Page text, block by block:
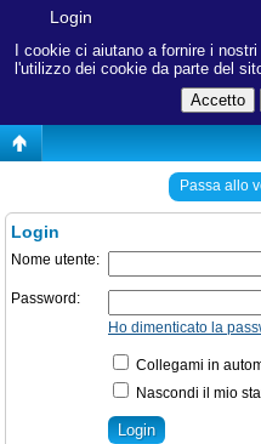
I cookie ci aiutano a fornire i
l'utilizzo dei cookie da parte del
Login
Passa allo
Login
Nome utente:
Password:
Ho dimenticato la
Collegami in
Nascondi il mio